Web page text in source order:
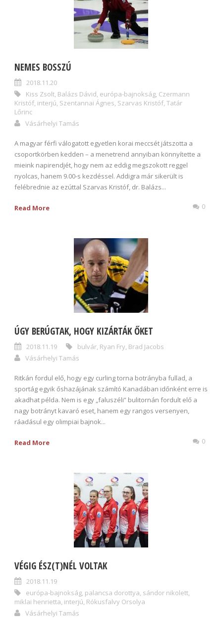
NEMES BOSSZÚ
2018.11.20
Kiss Zsolt, Balázs Dávid, európa-bajnokság, Czermann
Kristóf, interjú, Szentannai Ágnes, Szarvas Kristóf, Tatár
Lőrinc
Vásárhelyi Tamás
A magyar férfi válogatott egyetlen korai meccsét játszotta a
csoportkörben kedden – a menetrend annyiban könnyítette a
mieink napirendjét, hogy nem az eddig megszokott reggel
nyolcas, hanem 9.00-s kezdéssel. Addigra már sikerült is
felébrednie az ezúttal Szarvas Kristóf, dr. Balázs...
Read More 0
ÚGY BERÚGTAK, HOGY KIZÁRTÁK ŐKET
2018.11.19 bulvár, Ryan Fry, Brad Jacobs
Vásárhelyi Tamás
Ritkán fordul elő, hogy egy curling torna botrányba fullad, a
sportág egyik őshazájának számító Kanadában időnként erre is
akadhat példa. Nem is egy „faluszéli” bulitornán fordult elő a
nagy botrányt kavaró eset, hanem egy rangos versenyen,
ráadásul egy olimpiai bajnok...
Read More 0
VÉGIG ÉSZ(T)NÉL VOLTAK
2018.11.19
európa-bajnokság, palancsa dorottya, sándor nikolett,
miklai henrietta, interjú, Rókusfalvy Orsolya
Vásárhelyi Tamás